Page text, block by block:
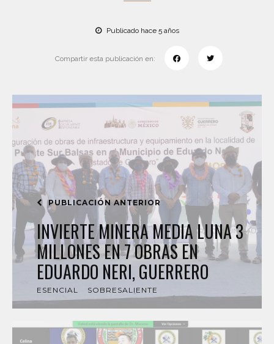
Publicado hace 5 años
Compartir esta publicación en:
PUBLICACIÓN ANTERIOR
INVIERTE MINERA MEDIA LUNA 3
MILLONES EN 7 OBRAS EN
EDUARDO NERI, GUERRERO
ESENCIAL SOBRESALIENTE